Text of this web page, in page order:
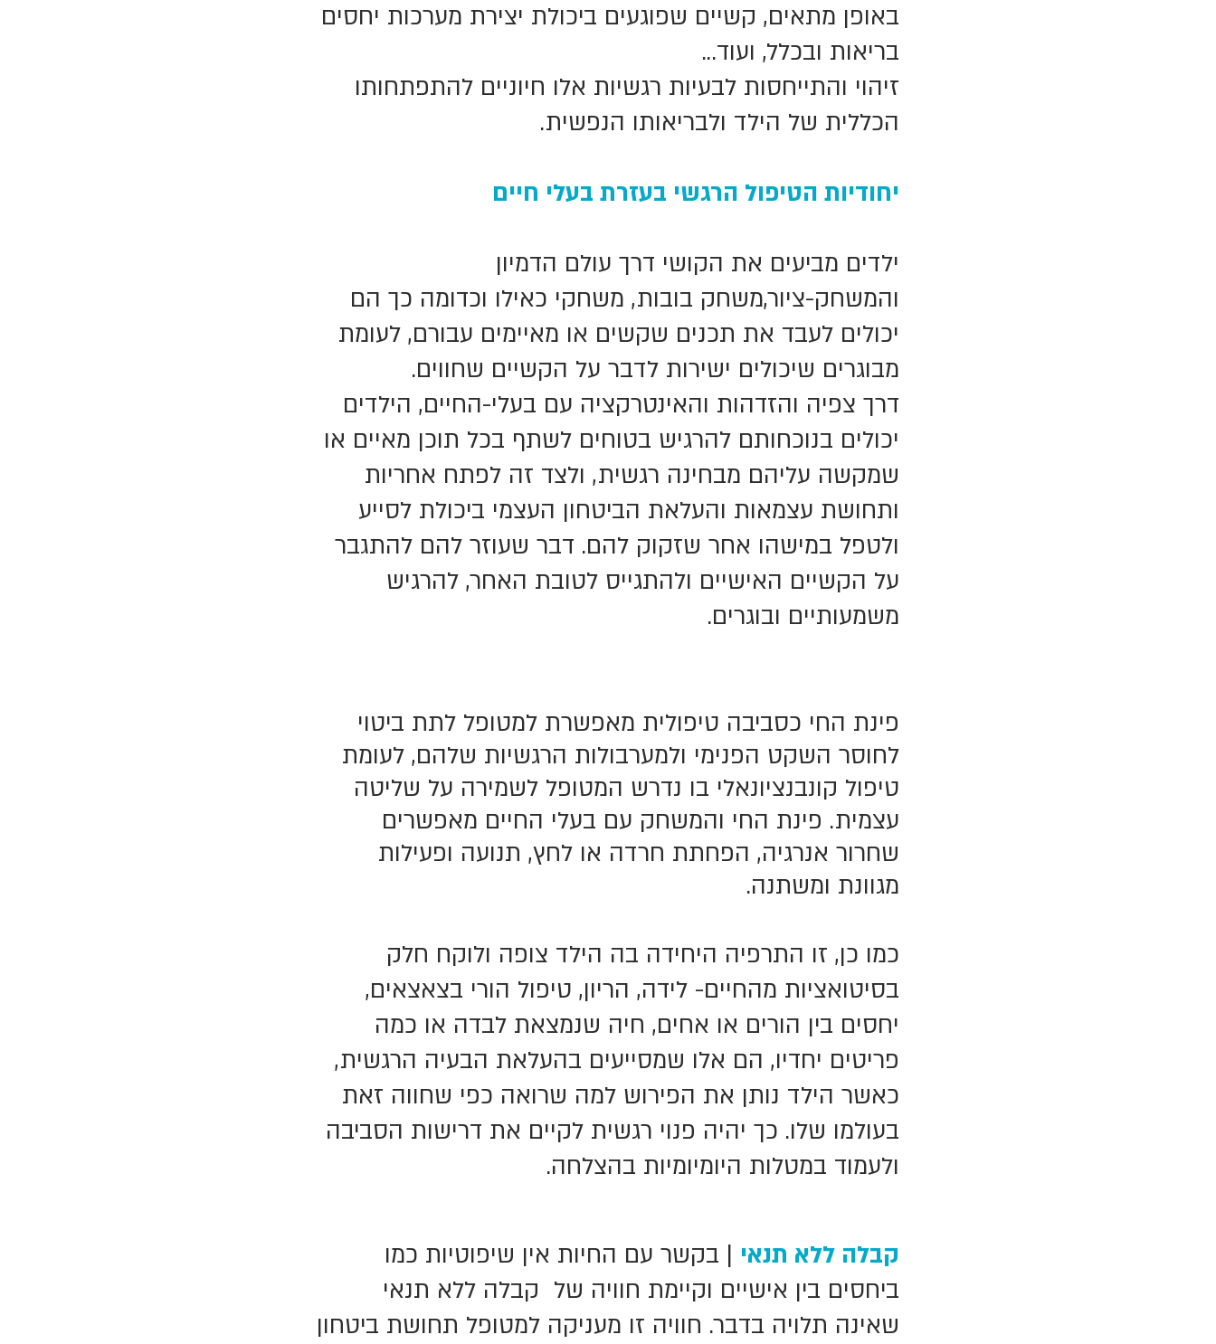
באופן מתאים, קשיים שפוגעים ביכולת יצירת מערכות יחסים
בריאות ובכלל, ועוד...
זיהוי והתייחסות לבעיות רגשיות אלו חיוניים להתפתחותו
הכללית של הילד ולבריאותו הנפשית.
יחודיות הטיפול הרגשי בעזרת בעלי חיים
ילדים מביעים את הקושי דרך עולם הדמיון
והמשחק-ציור,משחק בובות, משחקי כאילו וכדומה כך הם
יכולים לעבד את תכנים שקשים או מאיימים עבורם, לעומת
מבוגרים שיכולים ישירות לדבר על הקשיים שחווים.
דרך צפיה והזדהות והאינטרקציה עם בעלי-החיים, הילדים
יכולים בנוכחותם להרגיש בטוחים לשתף בכל תוכן מאיים או
שמקשה עליהם מבחינה רגשית, ולצד זה לפתח אחריות
ותחושת עצמאות והעלאת הביטחון העצמי ביכולת לסייע
ולטפל במישהו אחר שזקוק להם. דבר שעוזר להם להתגבר
על הקשיים האישיים ולהתגייס לטובת האחר, להרגיש
משמעותיים ובוגרים.
פינת החי כסביבה טיפולית מאפשרת למטופל לתת ביטוי
לחוסר השקט הפנימי ולמערבולות הרגשיות שלהם, לעומת
טיפול קונבנציונאלי בו נדרש המטופל לשמירה על שליטה
עצמית. פינת החי והמשחק עם בעלי החיים מאפשרים
שחרור אנרגיה, הפחתת חרדה או לחץ, תנועה ופעילות
מגוונת ומשתנה.
כמו כן, זו התרפיה היחידה בה הילד צופה ולוקח חלק
בסיטואציות מהחיים- לידה, הריון, טיפול הורי בצאצאים,
יחסים בין הורים או אחים, חיה שנמצאת לבדה או כמה
פריטים יחדיו, הם אלו שמסייעים בהעלאת הבעיה הרגשית,
כאשר הילד נותן את הפירוש למה שרואה כפי שחווה זאת
בעולמו שלו. כך יהיה פנוי רגשית לקיים את דרישות הסביבה
ולעמוד במטלות היומיומיות בהצלחה.
קבלה ללא תנאי | בקשר עם החיות אין שיפוטיות כמו
ביחסים בין אישיים וקיימת חוויה של קבלה ללא תנאי
שאינה תלויה בדבר. חוויה זו מעניקה למטופל תחושת ביטחון